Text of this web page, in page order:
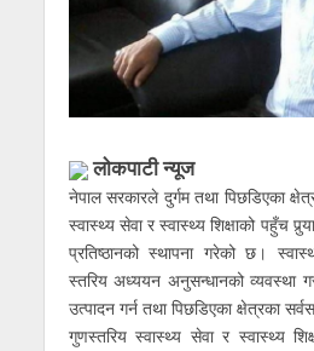
लाेकपाटी न्यूज
नेपाल सरकारले दुर्गम तथा पिछडिएका
स्वास्थ्य सेवा र स्वास्थ्य शिक्षाको पहुँच
प्रतिष्ठानको स्थापना गरेको छ।
स्तरिय अध्ययन अनुसन्धानको व्यवस्था
उत्पादन गर्न तथा पिछडिएका क्षेत्रका
गुणस्तरिय स्वास्थ्य सेवा र स्वास्थ्य